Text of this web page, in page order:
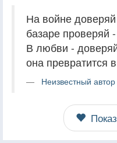
На войне
базаре проверяй
В любви -
она превратится
Неизвестный